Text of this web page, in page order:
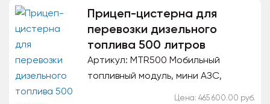
Прицеп-цистерна для
перевозки дизельного
топлива 500 литров
Артикул: MTR500 Мобильный
топливный модуль, мини АЗС,
Цена: 465 600.00 руб.